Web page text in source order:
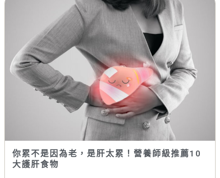
你累不是因為老，是肝太累！營養師級推薦10
大護肝食物